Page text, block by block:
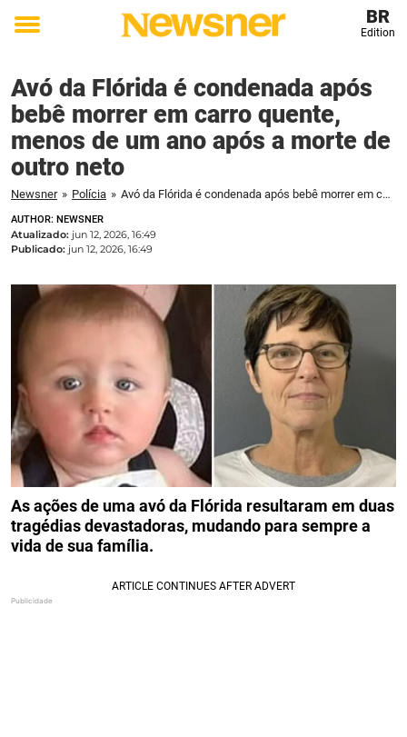
Toggle
BR
Edition
Avó da Flórida é condenada após
bebê morrer em carro quente,
menos de um ano após a morte de
outro neto
Newsner » Polícia » Avó da Flórida é condenada após bebê morrer em carro quente, menos de um ano após a morte de outro neto
AUTHOR: NEWSNER
Atualizado: jun 12, 2026, 16:49
Publicado: jun 12, 2026, 16:49
As ações de uma avó da Flórida resultaram em duas
tragédias devastadoras, mudando para sempre a
vida de sua família.